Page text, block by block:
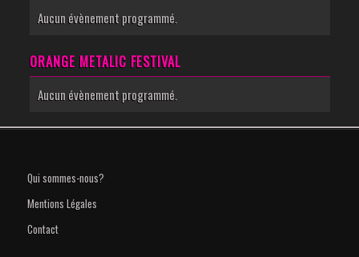
Aucun évènement programmé.
ORANGE METALIC FESTIVAL
Aucun évènement programmé.
Qui sommes-nous?
Mentions Légales
Contact